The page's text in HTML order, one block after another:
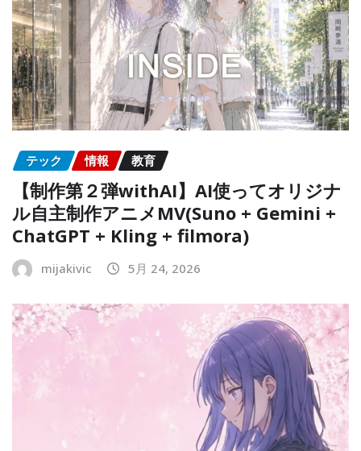
テック 情報 教育
【制作第２弾withAI】AI使ってオリジナ
ル自主制作アニメMV(Suno + Gemini +
ChatGPT + Kling + filmora)
mijakivic 5月 24, 2026